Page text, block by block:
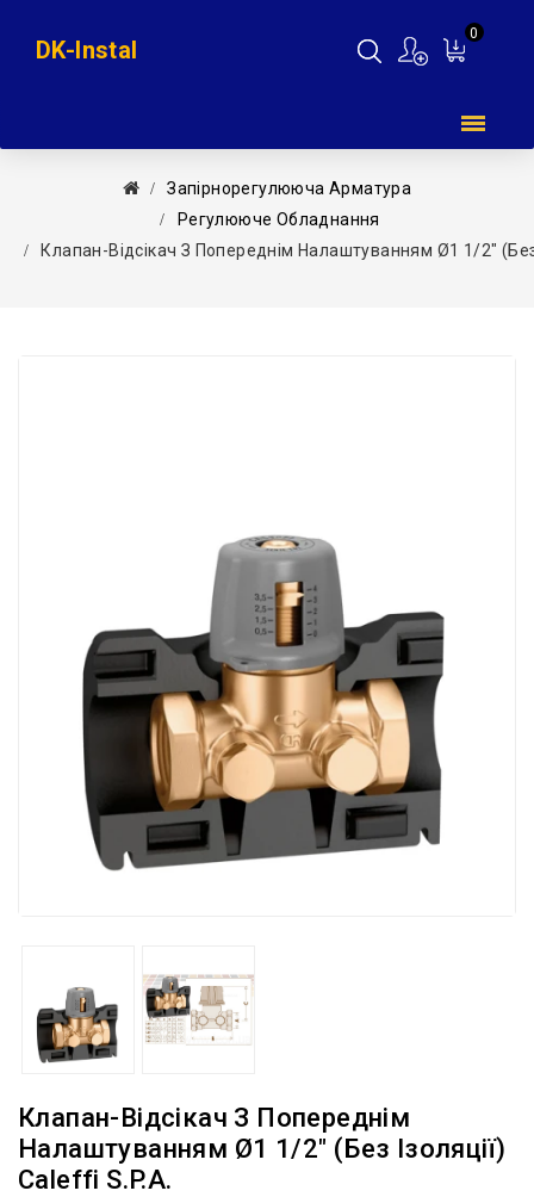
0
DK-Instal
Запірнорегулююча Арматура
Регулююче Обладнання
Клапан-Відсікач З Попереднім Налаштуванням Ø1 1/2″
Клапан-Відсікач З Попереднім
Налаштуванням Ø1 1/2″ (без Ізоляції)
Caleffi S.p.a.